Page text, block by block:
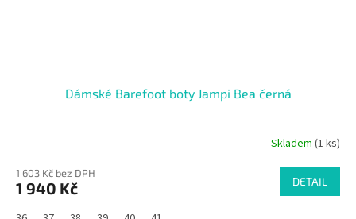
Dámské Barefoot boty Jampi Bea černá
Skladem (1 ks)
1 603 Kč bez DPH
1 940 Kč DETAIL